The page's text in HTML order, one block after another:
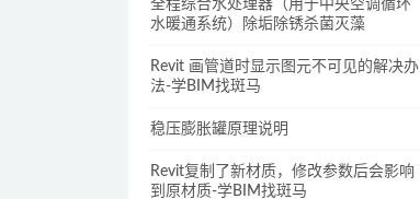
全程综合水处理器（用于中央空调循环
水暖通系统）除垢除锈杀菌灭藻
Revit 画管道时显示图元不可见的解决办
法-学BIM找斑马
稳压膨胀罐原理说明
Revit复制了新材质，修改参数后会影响
到原材质-学BIM找斑马